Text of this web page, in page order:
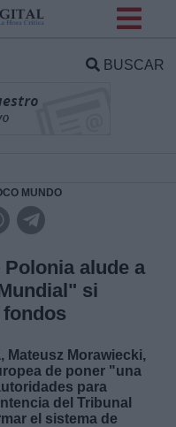
BUSCAR
MUNDO
alude a
si
Mateusz Morawiecki,
de poner "una
para
del Tribunal
el sistema de